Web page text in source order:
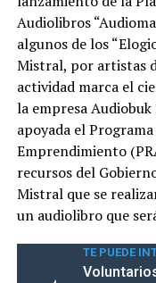
Audiolibros
algunos de los
Mistral, por artistas
actividad marca el
la empresa
apoyada el
Emprendimiento
recursos del
Mistral que se
un audiolibro que
TE PUEDE